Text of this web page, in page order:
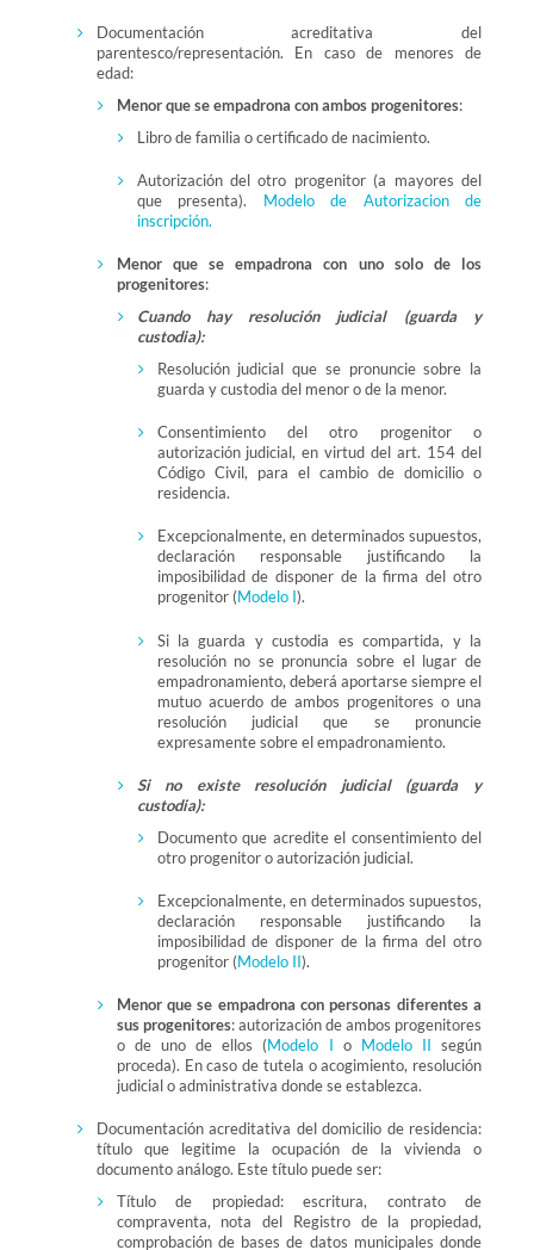
Documentación acreditativa del
parentesco/representación. En caso de menores de
edad:
Menor que se empadrona con ambos progenitores:
Libro de familia o certificado de nacimiento.
Autorización del otro progenitor (a mayores del
que presenta). Modelo de Autorizacion de
inscripción.
Menor que se empadrona con uno solo de los
progenitores:
Cuando hay resolución judicial (guarda y
custodia):
Resolución judicial que se pronuncie sobre la
guarda y custodia del menor o de la menor.
Consentimiento del otro progenitor o
autorización judicial, en virtud del art. 154 del
Código Civil, para el cambio de domicilio o
residencia.
Excepcionalmente, en determinados supuestos,
declaración responsable justificando la
imposibilidad de disponer de la firma del otro
progenitor (Modelo I).
Si la guarda y custodia es compartida, y la
resolución no se pronuncia sobre el lugar de
empadronamiento, deberá aportarse siempre el
mutuo acuerdo de ambos progenitores o una
resolución judicial que se pronuncie
expresamente sobre el empadronamiento.
Si no existe resolución judicial (guarda y
custodia):
Documento que acredite el consentimiento del
otro progenitor o autorización judicial.
Excepcionalmente, en determinados supuestos,
declaración responsable justificando la
imposibilidad de disponer de la firma del otro
progenitor (Modelo II).
Menor que se empadrona con personas diferentes a
sus progenitores: autorización de ambos progenitores
o de uno de ellos (Modelo I o Modelo II según
proceda). En caso de tutela o acogimiento, resolución
judicial o administrativa donde se establezca.
Documentación acreditativa del domicilio de residencia:
título que legitime la ocupación de la vivienda o
documento análogo. Este título puede ser:
Título de propiedad: escritura, contrato de
compraventa, nota del Registro de la propiedad,
comprobación de bases de datos municipales donde